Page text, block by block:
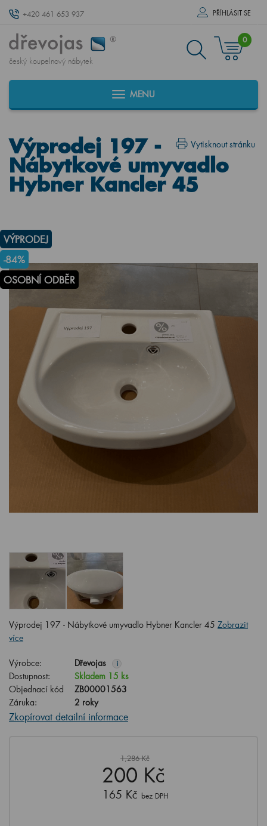
+420 461 653 937 PŘÍHLÁSIT SE
český koupelnový nábytek
0
MENU
Vytisknout stránku
Výprodej 197 -
Nábytkové umyvadlo
Hybner Kancler 45
VÝPRODEJ
-84%
OSOBNÍ ODBĚR
Výprodej 197 - Nábytkové umyvadlo Hybner Kancler 45 Zobrazit
více
Výrobce: Dřevojas i
Dostupnost:
Skladem 15 ks
Objednací kód
ZB00001563
Záruka:
2 roky
Zkopírovat detailní informace
1,286 Kč
200 Kč
165 Kč bez DPH